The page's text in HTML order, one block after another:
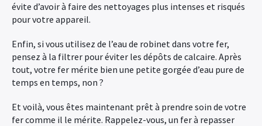
évite d’avoir à faire des nettoyages plus intenses et risqués
pour votre appareil.
Enfin, si vous utilisez de l’eau de robinet dans votre fer,
pensez à la filtrer pour éviter les dépôts de calcaire. Après
tout, votre fer mérite bien une petite gorgée d’eau pure de
temps en temps, non ?
Et voilà, vous êtes maintenant prêt à prendre soin de votre
fer comme il le mérite. Rappelez-vous, un fer à repasser